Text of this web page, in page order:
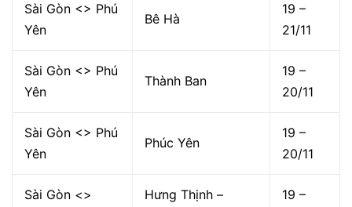
Sài Gòn <> Phú
Yên
Bê Hà
19 –
21/11
Sài Gòn <> Phú
Yên
Thành Ban
19 –
20/11
Sài Gòn <> Phú
Yên
Phúc Yên
19 –
20/11
Sài Gòn <>
Hưng Thịnh –
19 –